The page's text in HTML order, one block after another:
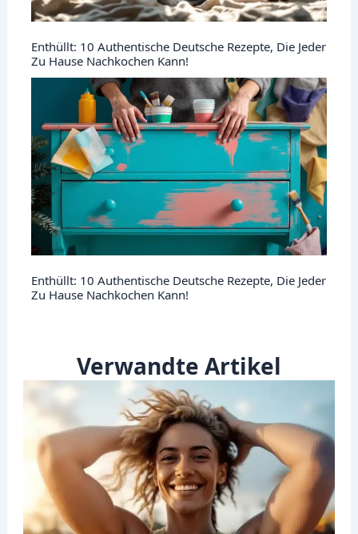
Enthüllt: 10 Authentische Deutsche Rezepte, Die Jeder
Zu Hause Nachkochen Kann!
Enthüllt: 10 Authentische Deutsche Rezepte, Die Jeder
Zu Hause Nachkochen Kann!
Verwandte Artikel